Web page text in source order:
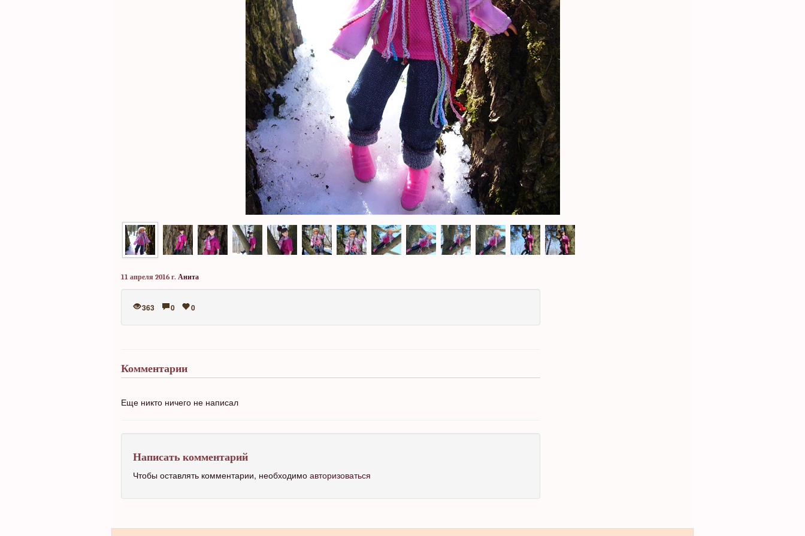
11 апреля 2016 г. Анита
363 0 0
Комментарии
Еще никто ничего не написал
Написать комментарий
Чтобы оставлять комментарии, необходимо авторизоваться